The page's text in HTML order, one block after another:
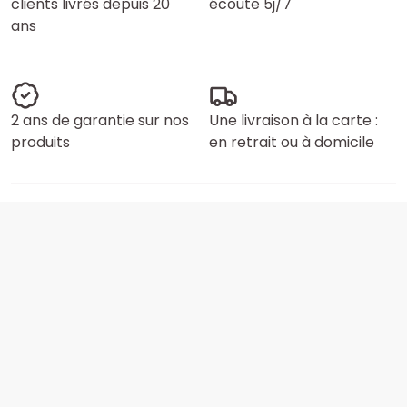
ans
2 ans de garantie sur nos
produits
Une livraison à la carte :
en retrait ou à domicile